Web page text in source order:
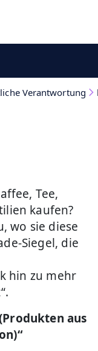
Verantwortung
Tee,
kaufen?
wo sie diese
Siegel, die
hin zu mehr
aus